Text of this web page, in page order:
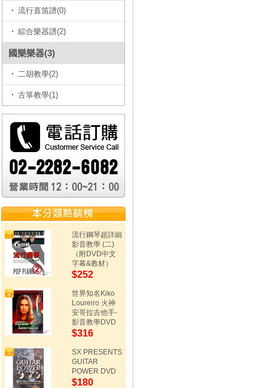
流行直笛譜(0)
綜合樂器譜(2)
國樂樂器(3)
二胡教學(2)
古箏教學(1)
流行鋼琴超詳細
影音教學 (二)
（附DVD中文
字幕&教材）
$252
世界知名Kiko
Loureiro 火神
安哥拉吉他手-
影音教學DVD
$316
SX PRESENTS
GUITAR
POWER DVD
$180